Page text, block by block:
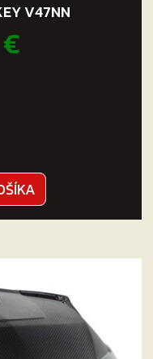
V47NN
€